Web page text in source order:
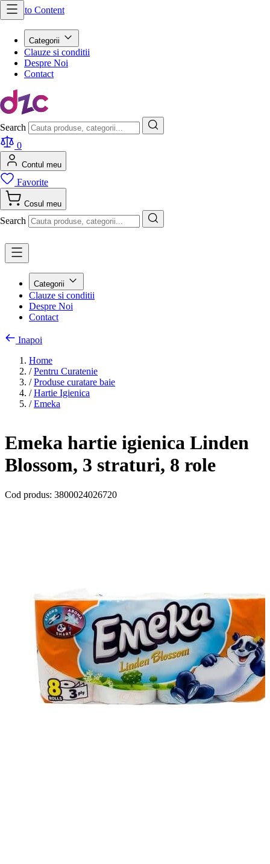
Skip to Content
Categorii
Clauze si conditii
Despre Noi
Contact
Search
0
Contul meu
Favorite
Cosul meu
Search
Categorii
Clauze si conditii
Despre Noi
Contact
Inapoi
Home
/ Pentru Curatenie
/ Produse curatare baie
/ Hartie Igienica
/ Emeka
Emeka hartie igienica Linden
Blossom, 3 straturi, 8 role
Cod produs: 3800024026720